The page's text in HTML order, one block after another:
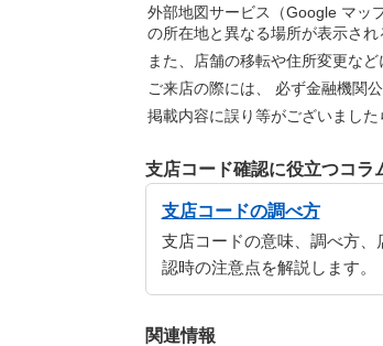
外部地図サービス（Google マッ
の所在地と異なる場所が表示され
また、店舗の移転や住所変更な
ご来店の際には、 必ず金融機関
掲載内容に誤り等がございました
支店コード確認に役立つコラ
支店コードの調べ方
支店コードの意味、調べ方、
認時の注意点を解説します。
関連情報